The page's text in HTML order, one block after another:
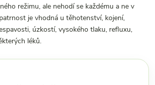
režimu, ale nehodí se každému a ne v
je vhodná u těhotenství, kojení,
úzkostí, vysokého tlaku, refluxu,
léků.